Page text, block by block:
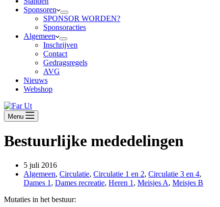
Sponsoren
SPONSOR WORDEN?
Sponsoracties
Algemeen
Inschrijven
Contact
Gedragsregels
AVG
Nieuws
Webshop
Menu
Bestuurlijke mededelingen
5 juli 2016
Algemeen, Circulatie, Circulatie 1 en 2, Circulatie 3 en 4,
Dames 1 , Dames recreatie, Heren 1 , Meisjes A, Meisjes B
Mutaties in het bestuur: